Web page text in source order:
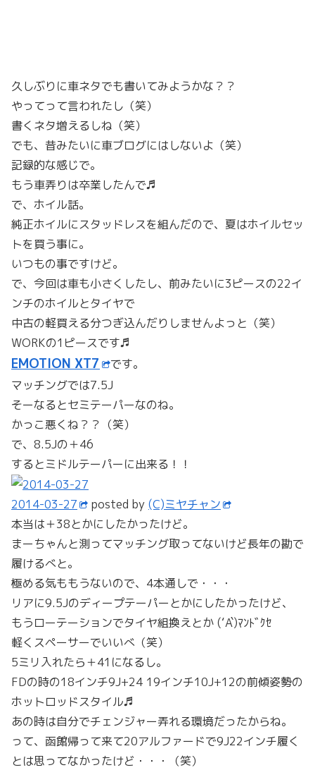
久しぶりに車ネタでも書いてみようかな？？
やってって言われたし（笑）
書くネタ増えるしね（笑）
でも、昔みたいに車ブログにはしないよ（笑）
記録的な感じで。
もう車弄りは卒業したんで♬
で、ホイル話。
純正ホイルにスタッドレスを組んだので、夏はホイルセッ
トを買う事に。
いつもの事ですけど。
で、今回は車も小さくしたし、前みたいに3ピースの22イ
ンチのホイルとタイヤで
中古の軽買える分つぎ込んだりしませんよっと（笑）
WORKの1ピースです♬
EMOTION XT7
です。
マッチングでは7.5J
そーなるとセミテーパーなのね。
かっこ悪くね？？（笑）
で、8.5Jの＋46
するとミドルテーパーに出来る！！
2014-03-27 posted by (C)ミヤチャン
本当は＋38とかにしたかったけど。
まーちゃんと測ってマッチング取ってないけど長年の勘で
履けるべと。
極める気ももうないので、4本通しで・・・
リアに9.5Jのディープテーパーとかにしたかったけど、
もうローテーションでタイヤ組換えとか (‘A`)ﾏﾝﾄﾞｸｾ
軽くスペーサーでいいべ（笑）
5ミリ入れたら＋41になるし。
FDの時の18インチ9J+24 19インチ10J+12の前傾姿勢の
ホットロッドスタイル♬
あの時は自分でチェンジャー弄れる環境だったからね。
って、函館帰って来て20アルファードで9J22インチ履く
とは思ってなかったけど・・・（笑）